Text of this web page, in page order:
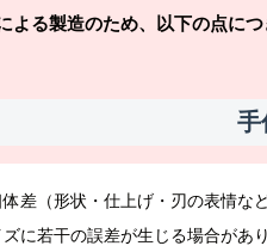
よる製造のため、以下の点に
手
差（形状・仕上げ・刃の表情など
に若干の誤差が生じる場合があ